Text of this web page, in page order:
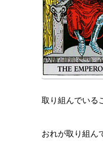
取り組んでいる
おれが取り組ん